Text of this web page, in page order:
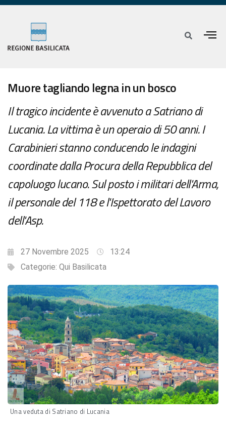
Muore tagliando legna in un bosco
Il tragico incidente è avvenuto a Satriano di
Lucania. La vittima è un operaio di 50 anni. I
Carabinieri stanno conducendo le indagini
coordinate dalla Procura della Repubblica del
capoluogo lucano. Sul posto i militari dell'Arma,
il personale del 118 e l'Ispettorato del Lavoro
dell'Asp.
27 Novembre 2025
13:24
Categorie: Qui Basilicata
Una veduta di Satriano di Lucania